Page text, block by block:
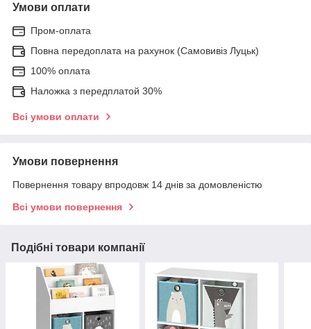
Умови оплати
Пром-оплата
Повна передоплата на рахунок (Самовивіз Луцьк)
100% оплата
Наложка з передплатой 30%
Всі умови оплати
Умови повернення
Повернення товару впродовж 14 днів за домовленістю
Всі умови повернення
Подібні товари компанії